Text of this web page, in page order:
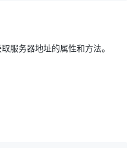
服务器地址的属性和方法。